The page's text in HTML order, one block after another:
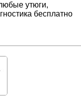
утюги,
бесплатно